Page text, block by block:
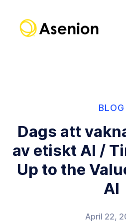
BLOG
Dags att
av etiskt AI /
Up to the
AI
April 22,